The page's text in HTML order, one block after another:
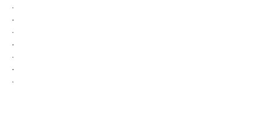
.
.
.
.
.
.
.